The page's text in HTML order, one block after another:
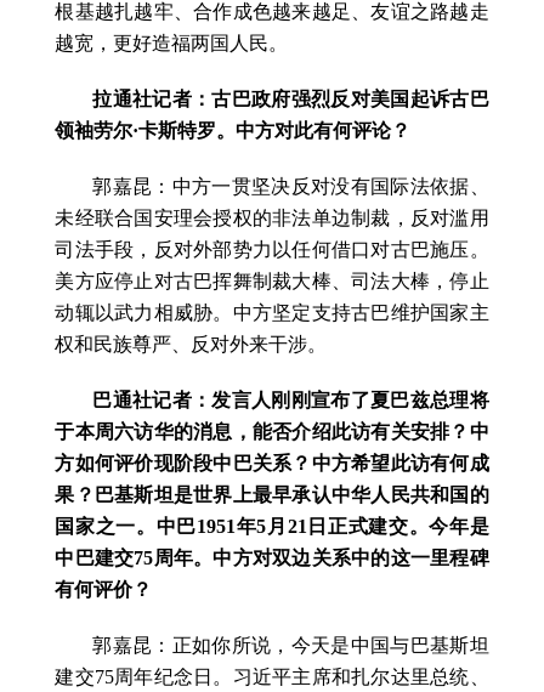
根基越扎越牢、合作成色越来越足、友谊之路越走
越宽，更好造福两国人民。
拉通社记者：古巴政府强烈反对美国起诉古巴
领袖劳尔·卡斯特罗。中方对此有何评论？
郭嘉昆：中方一贯坚决反对没有国际法依据、
未经联合国安理会授权的非法单边制裁，反对滥用
司法手段，反对外部势力以任何借口对古巴施压。
美方应停止对古巴挥舞制裁大棒、司法大棒，停止
动辄以武力相威胁。中方坚定支持古巴维护国家主
权和民族尊严、反对外来干涉。
巴通社记者：发言人刚刚宣布了夏巴兹总理将
于本周六访华的消息，能否介绍此访有关安排？中
方如何评价现阶段中巴关系？中方希望此访有何成
果？巴基斯坦是世界上最早承认中华人民共和国的
国家之一。中巴1951年5月21日正式建交。今年是
中巴建交75周年。中方对双边关系中的这一里程碑
有何评价？
郭嘉昆：正如你所说，今天是中国与巴基斯坦
建交75周年纪念日。习近平主席和扎尔达里总统、